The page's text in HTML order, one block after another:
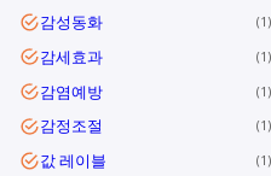
감성동화 1
감세효과 1
감염예방 1
감정조절 1
값 레이블 1